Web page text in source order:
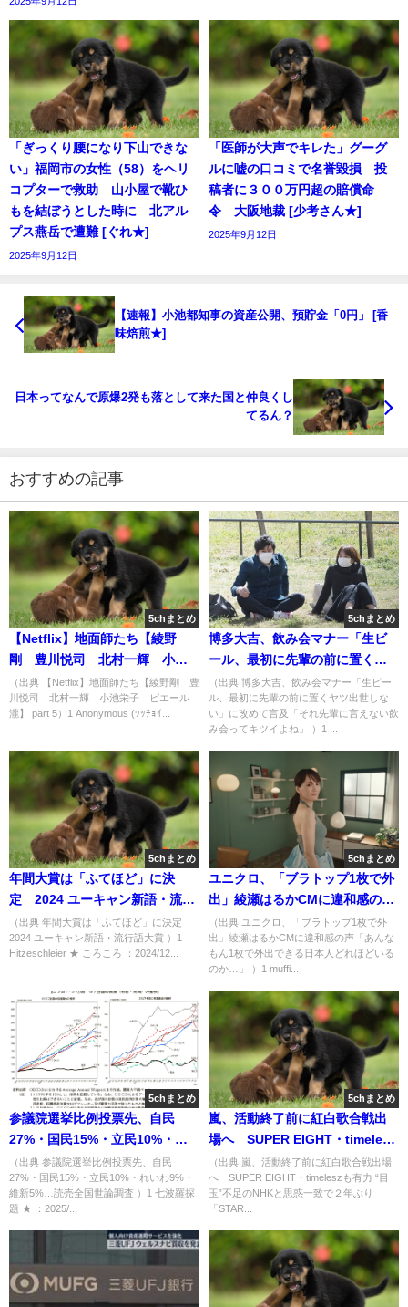
「ぎっくり腰になり下山できな
い」福岡市の女性（58）をヘリ
コプターで救助 山小屋で靴ひ
もを結ぼうとした時に 北アル
プス燕岳で遭難 [ぐれ★]
2025年9月12日
「医師が大声でキレた」グーグ
ルに嘘の口コミで名誉毀損 投
稿者に３００万円超の賠償命
令 大阪地裁 [少考さん★]
2025年9月12日
【速報】小池都知事の資産公開、預貯金「0円」 [香
味焙煎★]
日本ってなんで原爆2発も落として来た国と仲良くし
てるん？
おすすめの記事
5chまとめ
【Netflix】地面師たち【綾野
剛 豊川悦司 北村一輝 小池
栄子 ピエール瀧】 part 5-0
（出典 【Netflix】地面師たち【綾野剛 豊
川悦司 北村一輝 小池栄子 ピエール
瀧】 part 5）1 Anonymous (ﾜｯﾁｮｲ...
5chまとめ
博多大吉、飲み会マナー「生ビ
ール、最初に先輩の前に置くヤ
ツ出世しない」に改めて言及
「それ先輩に言えない飲み会っ
てキツイよね」 [muffin★]
（出典 博多大吉、飲み会マナー「生ビー
ル、最初に先輩の前に置くヤツ出世しな
い」に改めて言及「それ先輩に言えない飲
み会ってキツイよね」 ）1 ...
5chまとめ
年間大賞は「ふてほど」に決
定 2024 ユーキャン新語・流行
語大賞 [Hitzeschleier★]
（出典 年間大賞は「ふてほど」に決定
2024 ユーキャン新語・流行語大賞 ）1
Hitzeschleier ★ ころころ ：2024/12...
5chまとめ
ユニクロ、「ブラトップ1枚で外
出」綾瀬はるかCMに違和感の声
「あんなもん1枚で外出できる日
本人どれほどいるのか…」
[muffin★]
（出典 ユニクロ、「ブラトップ1枚で外
出」綾瀬はるかCMに違和感の声「あんな
もん1枚で外出できる日本人どれほどいる
のか…」 ）1 muffi...
5chまとめ
参議院選挙比例投票先、自民
27%・国民15%・立民10%・れ
いわ9%・維新5%…読売全国世論
調査 [七波羅探題★]
（出典 参議院選挙比例投票先、自民
27%・国民15%・立民10%・れいわ9%・
維新5%…読売全国世論調査 ）1 七波羅探
題 ★ ：2025/...
5chまとめ
嵐、活動終了前に紅白歌合戦出
場へ SUPER EIGHT・timelesz
も有力 “目玉”不足のNHKと思惑
一致で２年ぶり「STARTO祭
り」解禁も [Ailuropoda
（出典 嵐、活動終了前に紅白歌合戦出場
へ SUPER EIGHT・timeleszも有力 “目
玉”不足のNHKと思惑一致で２年ぶり
「STAR...